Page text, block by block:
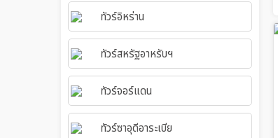
ทัวร์อิหร่าน
ทัวร์สหรัฐอาหรับฯ
ทัวร์จอร์แดน
ทัวร์ซาอุดีอาระเบีย